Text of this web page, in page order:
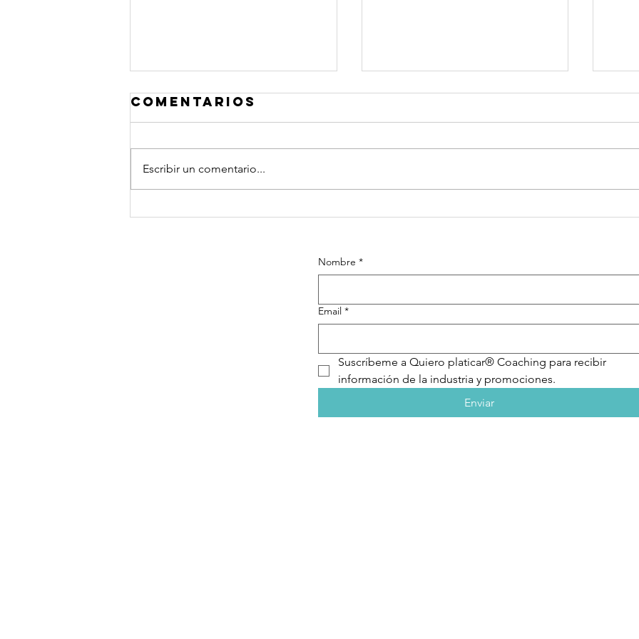
Frases Quiero
Frases Quiero
Comentarios
Escribir un comentario...
Nombre *
Email *
Suscríbeme a Quiero platicar® Coaching para recibir
información de la industria y promociones.
Enviar